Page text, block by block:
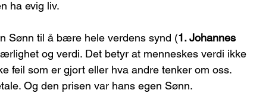
ha evig liv.
Sønn til å bære hele verdens synd (1. Johannes
og verdi. Det betyr at menneskes verdi ikke
feil som er gjort eller hva andre tenker om oss.
Og den prisen var hans egen Sønn.